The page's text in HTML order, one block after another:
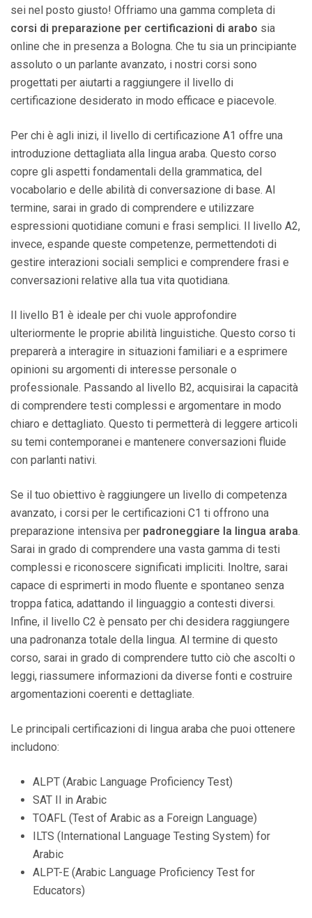
sei nel posto giusto! Offriamo una gamma completa di
corsi di preparazione per certificazioni di arabo sia
online che in presenza a Bologna. Che tu sia un principiante
assoluto o un parlante avanzato, i nostri corsi sono
progettati per aiutarti a raggiungere il livello di
certificazione desiderato in modo efficace e piacevole.
Per chi è agli inizi, il livello di certificazione A1 offre una
introduzione dettagliata alla lingua araba. Questo corso
copre gli aspetti fondamentali della grammatica, del
vocabolario e delle abilità di conversazione di base. Al
termine, sarai in grado di comprendere e utilizzare
espressioni quotidiane comuni e frasi semplici. Il livello A2,
invece, espande queste competenze, permettendoti di
gestire interazioni sociali semplici e comprendere frasi e
conversazioni relative alla tua vita quotidiana.
Il livello B1 è ideale per chi vuole approfondire
ulteriormente le proprie abilità linguistiche. Questo corso ti
preparerà a interagire in situazioni familiari e a esprimere
opinioni su argomenti di interesse personale o
professionale. Passando al livello B2, acquisirai la capacità
di comprendere testi complessi e argomentare in modo
chiaro e dettagliato. Questo ti permetterà di leggere articoli
su temi contemporanei e mantenere conversazioni fluide
con parlanti nativi.
Se il tuo obiettivo è raggiungere un livello di competenza
avanzato, i corsi per le certificazioni C1 ti offrono una
preparazione intensiva per padroneggiare la lingua araba.
Sarai in grado di comprendere una vasta gamma di testi
complessi e riconoscere significati impliciti. Inoltre, sarai
capace di esprimerti in modo fluente e spontaneo senza
troppa fatica, adattando il linguaggio a contesti diversi.
Infine, il livello C2 è pensato per chi desidera raggiungere
una padronanza totale della lingua. Al termine di questo
corso, sarai in grado di comprendere tutto ciò che ascolti o
leggi, riassumere informazioni da diverse fonti e costruire
argomentazioni coerenti e dettagliate.
Le principali certificazioni di lingua araba che puoi ottenere
includono:
ALPT (Arabic Language Proficiency Test)
SAT II in Arabic
TOAFL (Test of Arabic as a Foreign Language)
ILTS (International Language Testing System) for
Arabic
ALPT-E (Arabic Language Proficiency Test for
Educators)